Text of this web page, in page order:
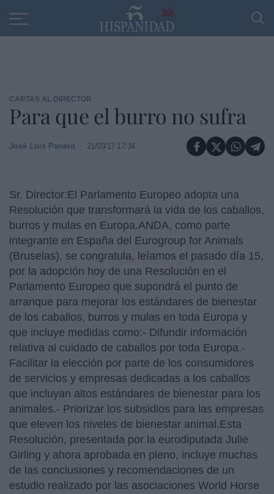
30
CARTAS AL DIRECTOR
Para que el burro no sufra
José Luis Panero 21/03/17 17:34
Sr. Director:El Parlamento Europeo adopta una
Resolución que transformará la vida de los caballos,
burros y mulas en Europa.ANDA, como parte
integrante en España del Eurogroup for Animals
(Bruselas), se congratula, leíamos el pasado día 15,
por la adopción hoy de una Resolución en el
Parlamento Europeo que supondrá el punto de
arranque para mejorar los estándares de bienestar
de los caballos, burros y mulas en toda Europa y
que incluye medidas como:- Difundir información
relativa al cuidado de caballos por toda Europa.-
Facilitar la elección por parte de los consumidores
de servicios y empresas dedicadas a los caballos
que incluyan altos estándares de bienestar para los
animales.- Priorizar los subsidios para las empresas
que eleven los niveles de bienestar animal.Esta
Resolución, presentada por la eurodiputada Julie
Girling y ahora aprobada en pleno, incluye muchas
de las conclusiones y recomendaciones de un
estudio realizado por las asociaciones World Horse